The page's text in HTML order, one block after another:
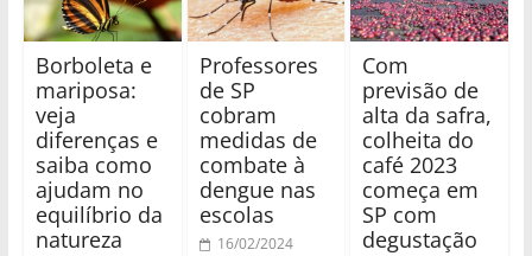
Borboleta e
mariposa:
veja
diferenças e
saiba como
ajudam no
equilíbrio da
natureza
Professores
de SP
cobram
medidas de
combate à
dengue nas
escolas
16/02/2024
Com
previsão de
alta da safra,
colheita do
café 2023
começa em
SP com
degustação